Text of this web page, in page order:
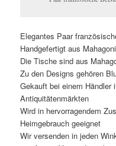
Elegantes Paar
Handgefertigt aus
Die Tische sind aus
Zu den Designs gehören
Gekauft bei einem Händler
Antiquitätenmärkten
Wird in hervorragendem
Heimgebrauch geeignet
Wir versenden in jeden